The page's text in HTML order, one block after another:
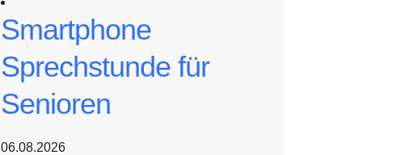
Smartphone
Sprechstunde für
Senioren
06.08.2026